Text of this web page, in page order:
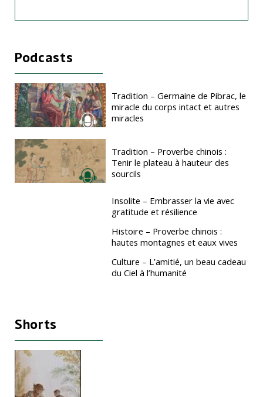
Podcasts
Tradition – Germaine de Pibrac, le
miracle du corps intact et autres
miracles
Tradition – Proverbe chinois :
Tenir le plateau à hauteur des
sourcils
Insolite – Embrasser la vie avec
gratitude et résilience
Histoire – Proverbe chinois :
hautes montagnes et eaux vives
Culture – L’amitié, un beau cadeau
du Ciel à l’humanité
Shorts